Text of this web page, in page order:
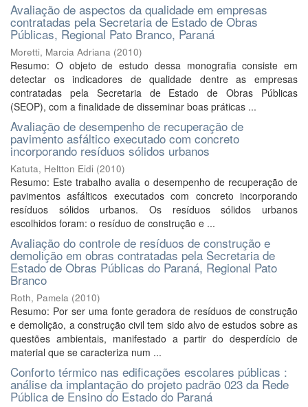
Avaliação de aspectos da qualidade em empresas
contratadas pela Secretaria de Estado de Obras
Públicas, Regional Pato Branco, Paraná
Moretti, Marcia Adriana (2010)
Resumo: O objeto de estudo dessa monografia consiste em
detectar os indicadores de qualidade dentre as empresas
contratadas pela Secretaria de Estado de Obras Públicas
(SEOP), com a finalidade de disseminar boas práticas ...
Avaliação de desempenho de recuperação de
pavimento asfáltico executado com concreto
incorporando resíduos sólidos urbanos
Katuta, Heltton Eidi (2010)
Resumo: Este trabalho avalia o desempenho de recuperação de
pavimentos asfálticos executados com concreto incorporando
resíduos sólidos urbanos. Os resíduos sólidos urbanos
escolhidos foram: o resíduo de construção e ...
Avaliação do controle de resíduos de construção e
demolição em obras contratadas pela Secretaria de
Estado de Obras Públicas do Paraná, Regional Pato
Branco
Roth, Pamela (2010)
Resumo: Por ser uma fonte geradora de resíduos de construção
e demolição, a construção civil tem sido alvo de estudos sobre as
questões ambientais, manifestado a partir do desperdício de
material que se caracteriza num ...
Conforto térmico nas edificações escolares públicas :
análise da implantação do projeto padrão 023 da Rede
Pública de Ensino do Estado do Paraná